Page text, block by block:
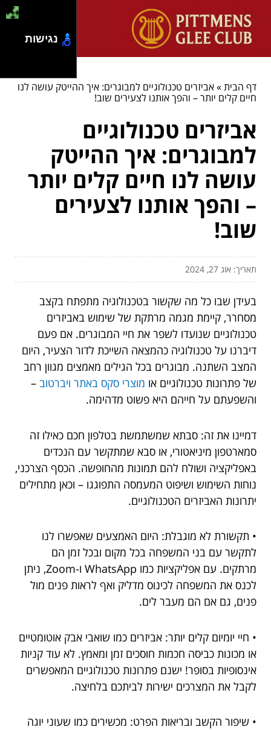
דף הבית»אביזרים טכנולוגיים למבוגרים: איך ההייטק עושה לנו
חיים קלים יותר – והפך אותנו לצעירים שוב!
אביזרים טכנולוגיים
למבוגרים: איך ההייטק
עושה לנו חיים קלים יותר
– והפך אותנו לצעירים
שוב!
תאריך: אוג 27, 2024
בעידן שבו כל מה שקשור בטכנולוגיה מתפתח בקצב
מסחרר, קיימת מגמה מרתקת של שימוש באביזרים
טכנולוגיים שנועדו לשפר את חיי המבוגרים. אם פעם
דיברנו על טכנולוגיה כהמצאה השייכת לדור הצעיר, היום
המצב השתנה. מבוגרים בכל הגילים מאמצים מגוון רחב
של פתרונות טכנולוגיים או מוצרי סקס באתר ויברטוב –
והשפעתם על חייהם היא פשוט מדהימה.
דמיינו את זה: סבתא שמשתמשת בטלפון חכם כאילו זה
סמארטפון מיניאטורי, או סבא שמתקשר עם הנכדים
באפליקציה ושולח להם תמונות מהחופשה. הכסף הצרכני,
נוחות השימוש ושיפוט המעמסה התפוגגו – וכאן מתחילים
יתרונות האביזרים הטכנולוגיים.
• תקשורת לא מוגבלת: היום האמצעים שאפשרו לנו
לתקשר עם בני המשפחה בכל מקום ובכל זמן הם
מרתקים. עם אפליקציות כמו WhatsApp ו-Zoom, ניתן
לכנס את המשפחה לכינוס מדליק ואף לראות פנים מול
פנים, גם אם הם מעבר לים.
• חיי יומיום קלים יותר: אביזרים כמו שואבי אבק אוטומטיים
או מכונות כביסה חכמות חוסכים זמן ומאמץ. לא עוד קניות
אינסופיות בסופר! ישנם פתרונות טכנולוגיים המאפשרים
לקבל את המצרכים ישירות לביתכם בלחיצה.
• שיפור הקשב ובריאות הפרט: מכשירים כמו שעוני יוגה
נגישות